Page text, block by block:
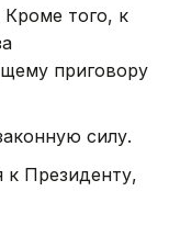
Кроме того, к
приговору
силу.
к Президенту,